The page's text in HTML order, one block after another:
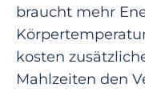
braucht mehr
kosten
Mahlzeiten den